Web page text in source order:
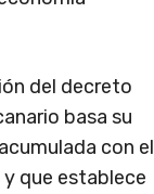
del decreto
basa su
con el
que establece